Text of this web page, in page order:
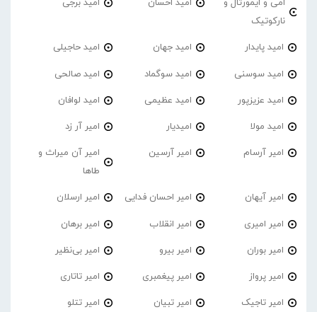
امی و ایمورتال و
نارکوتیک
امید احسان امید برجی
امید پایدار امید جهان امید حاجیلی
امید سوسنی امید سوگماد امید صالحی
امید عزیزپور امید عظیمی امید لوافان
امید مولا امیدیار امیر آر زد
امیر آرسام امیر آرسین
امیر آن میراث و
طاها
امیر آیهان امیر احسان فدایی امیر ارسلان
امیر امیری امیر انقلاب امیر برهان
امیر‌ بوران امیر بیرو امیر بی‌نظیر
امیر پرواز امیر پیغمبری امیر تاتاری
امیر تاجیک امیر تبیان امیر تتلو